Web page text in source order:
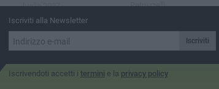
luglio 2027
Petruzzelli
Iscriviti alla Newsletter
Iscriviti
Iscrivendoti accetti i termini e la privacy policy